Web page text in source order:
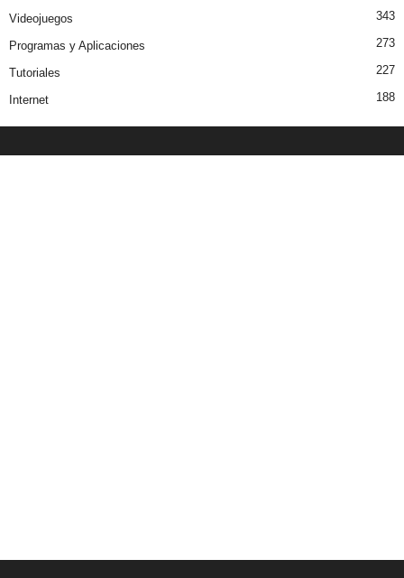
Videojuegos 343
Programas y Aplicaciones 273
Tutoriales 227
Internet 188